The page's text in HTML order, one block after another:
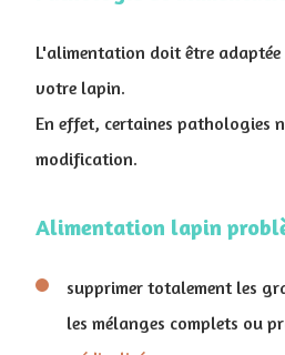
L'alimentation doit être
votre lapin.
En effet, certaines pathologies
modification.
Alimentation lapin
supprimer totalement les
les mélanges complets ou